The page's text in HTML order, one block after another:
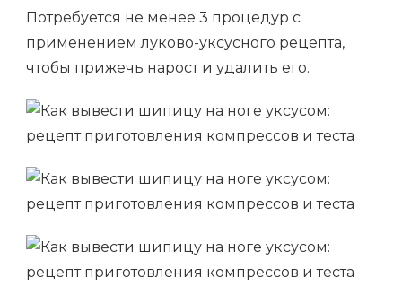
Потребуется не менее 3 процедур с
применением луково-уксусного рецепта,
чтобы прижечь нарост и удалить его.